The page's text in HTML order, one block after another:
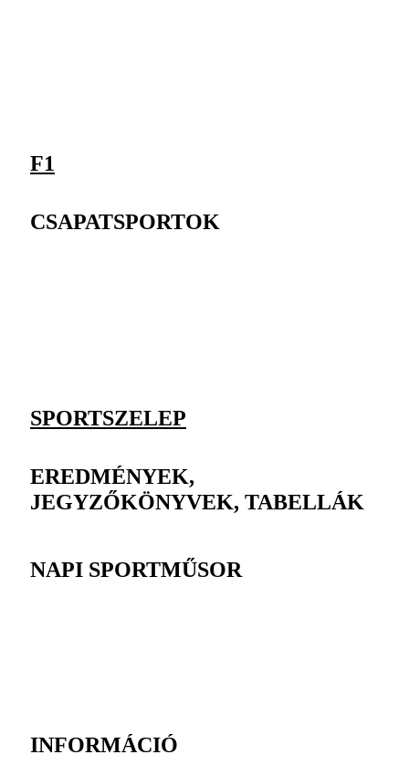
F1
CSAPATSPORTOK
SPORTSZELEP
EREDMÉNYEK,
JEGYZŐKÖNYVEK, TABELLÁK
NAPI SPORTMŰSOR
INFORMÁCIÓ